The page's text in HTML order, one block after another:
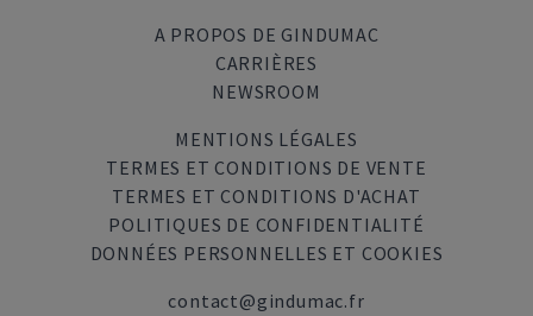
A PROPOS DE GINDUMAC
CARRIÈRES
NEWSROOM
MENTIONS LÉGALES
TERMES ET CONDITIONS DE VENTE
TERMES ET CONDITIONS D'ACHAT
POLITIQUES DE CONFIDENTIALITÉ
DONNÉES PERSONNELLES ET COOKIES
contact@gindumac.fr